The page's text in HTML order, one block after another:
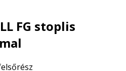
FG stoplis